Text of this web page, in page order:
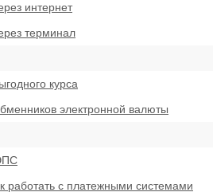
интернет
терминал
курса
электронной валюты
работать с платежными системами